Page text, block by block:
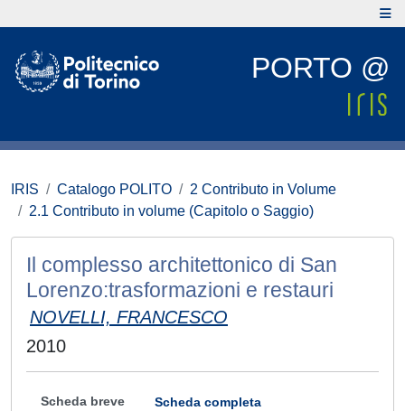
PORTO @
IRIS Catalogo POLITO
2 Contributo in Volume
2.1 Contributo in volume (Capitolo o Saggio)
Il complesso architettonico di San
Lorenzo:trasformazioni e restauri
NOVELLI, FRANCESCO
2010
Scheda breve Scheda completa